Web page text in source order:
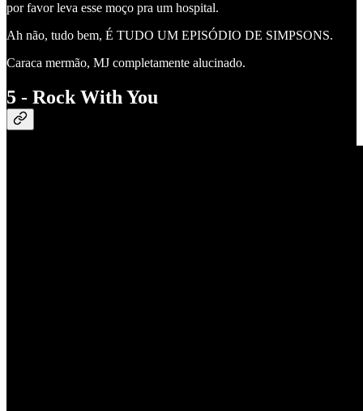
por favor leva esse moço pra um hospital.
Ah não, tudo bem, É TUDO UM EPISÓDIO DE SIMPSONS.
Caraca mermão, MJ completamente alucinado.
5 - Rock With You